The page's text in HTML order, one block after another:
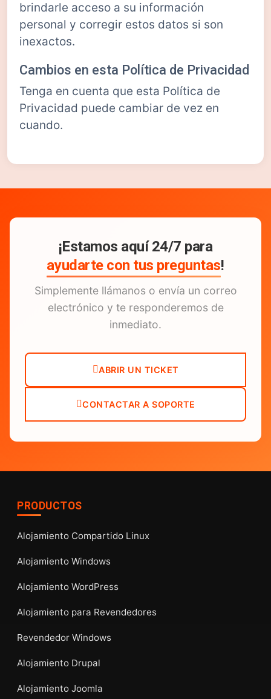
brindarle acceso a su información
personal y corregir estos datos si son
inexactos.
Cambios en esta Política de Privacidad
Tenga en cuenta que esta Política de
Privacidad puede cambiar de vez en
cuando.
¡Estamos aquí 24/7 para
ayudarte con tus preguntas!
Simplemente llámanos o envía un correo
electrónico y te responderemos de
inmediato.
ABRIR UN TICKET
CONTACTAR A SOPORTE
PRODUCTOS
Alojamiento Compartido Linux
Alojamiento Windows
Alojamiento WordPress
Alojamiento para Revendedores
Revendedor Windows
Alojamiento Drupal
Alojamiento Joomla